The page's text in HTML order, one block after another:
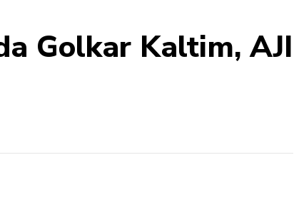
Golkar Kaltim, AJI